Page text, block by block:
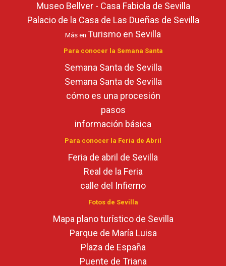
Museo Bellver - Casa Fabiola de Sevilla
Palacio de la Casa de Las Dueñas de Sevilla
Más en Turismo en Sevilla
Para conocer la Semana Santa
Semana Santa de Sevilla
Semana Santa de Sevilla
cómo es una procesión
pasos
información básica
Para conocer la Feria de Abril
Feria de abril de Sevilla
Real de la Feria
calle del Infierno
Fotos de Sevilla
Mapa plano turístico de Sevilla
Parque de María Luisa
Plaza de España
Puente de Triana